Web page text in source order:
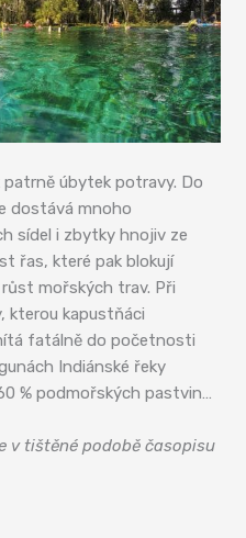
úbytek potravy. Do
dostává mnoho
sídel i zbytky hnojiv ze
řas, které pak blokují
mořských trav. Při
kterou kapustňáci
fatálně do početnosti
Indiánské řeky
% podmořských pastvin…
v tištěné podobě časopisu